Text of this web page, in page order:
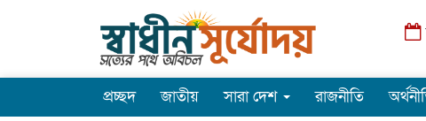
প্রচ্ছদ জাতীয় সারা দেশ রাজনীতি